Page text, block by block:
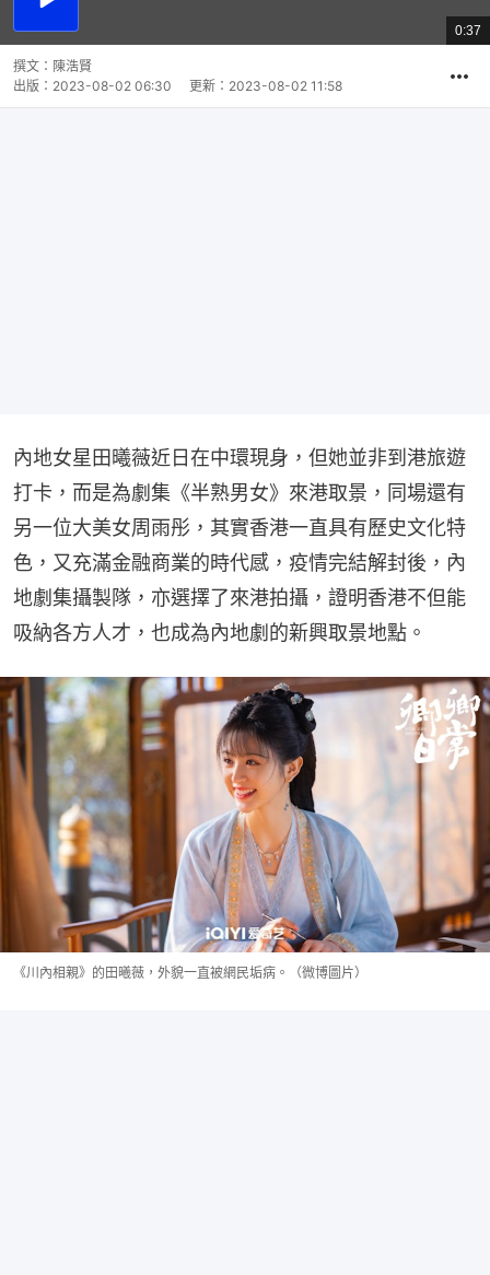
播
總
共
0:37
撰文： 陳浩賢
出版： 2023-08-02 06:30 更新： 2023-08-02 11:58
內地女星田曦薇近日在中環現身，但她並非到港旅遊
打卡，而是為劇集《半熟男女》來港取景，同場還有
另一位大美女周雨彤，其實香港一直具有歷史文化特
色，又充滿金融商業的時代感，疫情完結解封後，內
地劇集攝製隊，亦選擇了來港拍攝，證明香港不但能
吸納各方人才，也成為內地劇的新興取景地點。
《川內相親》的田曦薇，外貌一直被網民垢病。（微博圖片）